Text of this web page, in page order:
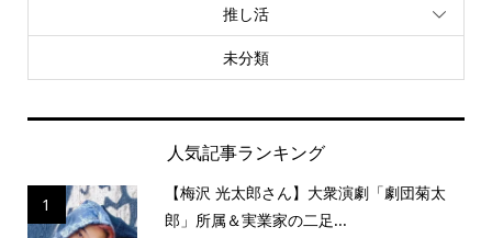
推し活
未分類
人気記事ランキング
1
【梅沢 光太郎さん】大衆演劇「劇団菊太
郎」所属＆実業家の二足...